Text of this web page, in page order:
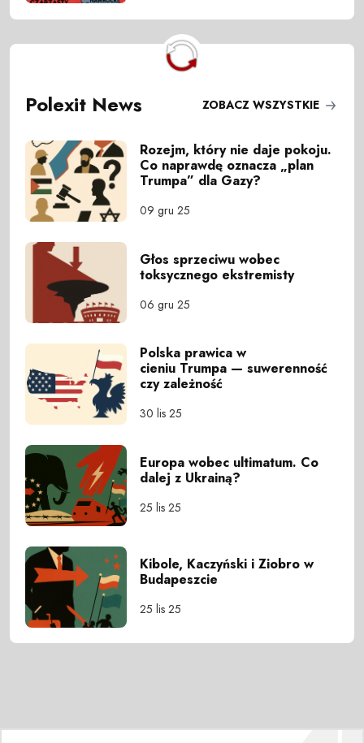
Polexit News ZOBACZ WSZYSTKIE
Rozejm, który nie daje pokoju.
Co naprawdę oznacza „plan
Trumpa” dla Gazy?
09 gru 25
Głos sprzeciwu wobec
toksycznego ekstremisty
06 gru 25
Polska prawica w
cieniu Trumpa — suwerenność
czy zależność
30 lis 25
Europa wobec ultimatum. Co
dalej z Ukrainą?
25 lis 25
Kibole, Kaczyński i Ziobro w
Budapeszcie
25 lis 25